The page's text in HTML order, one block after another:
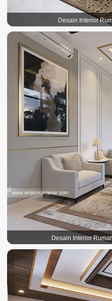
Desain Interior
Desain Interior